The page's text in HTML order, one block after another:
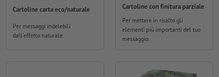
Cartoline carta eco/naturale
Per messaggi indelebili
dall'effetto naturale
Cartoline con finitura parziale
Per mettere in risalto gli
elementi piú importanti del tuo
messaggio.